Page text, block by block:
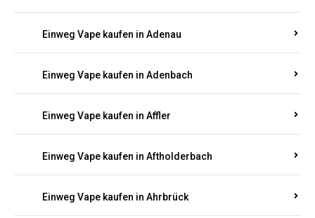
Einweg Vape kaufen in Adenau
Einweg Vape kaufen in Adenbach
Einweg Vape kaufen in Affler
Einweg Vape kaufen in Aftholderbach
Einweg Vape kaufen in Ahrbrück